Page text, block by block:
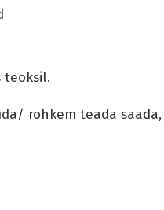
teoksil.
rohkem teada